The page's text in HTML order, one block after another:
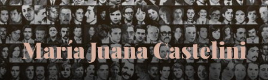
María Juana Castelini